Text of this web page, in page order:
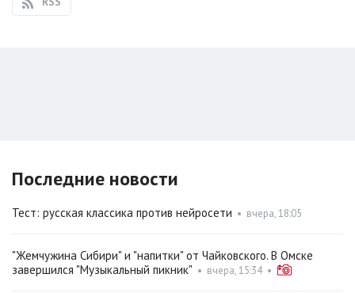
Последние новости
Тест: русская классика против нейросети • вчера, 18:05
"Жемчужина Сибири" и "напитки" от Чайковского. В Омске
завершился "Музыкальный пикник" • вчера, 15:34•